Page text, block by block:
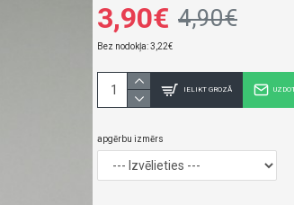
3,90€ 4,90€
Bez nodokļa: 3,22€
apgērbu izmērs
IELIKT GROZĀ